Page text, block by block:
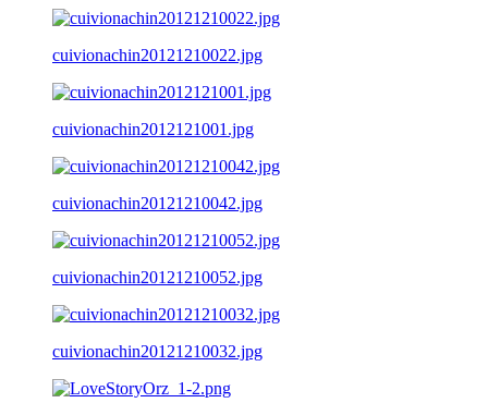
cuivionachin20121210022.jpg
cuivionachin2012121001.jpg
cuivionachin20121210042.jpg
cuivionachin20121210052.jpg
cuivionachin20121210032.jpg